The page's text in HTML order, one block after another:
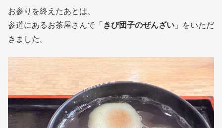
お参りを終えたあとは、
参道にあるお茶屋さんで「 きび団子のぜんざい 」をいただ
きました。